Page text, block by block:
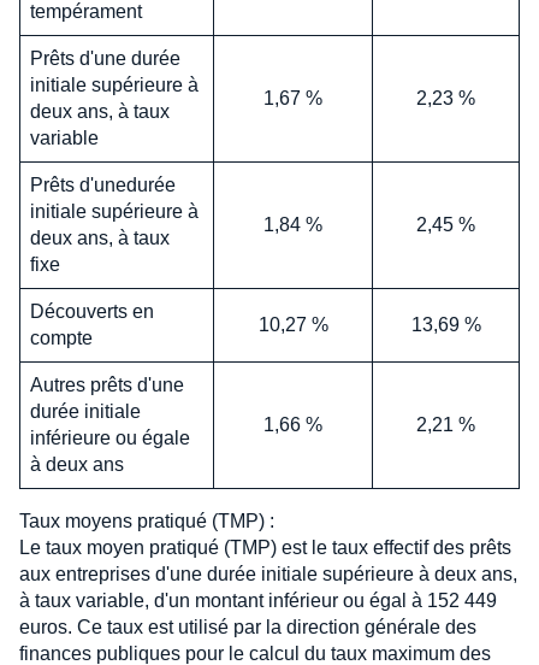
tempérament
Prêts d'une durée
initiale supérieure à
deux ans, à taux
variable
1,67 % 2,23 %
Prêts d'unedurée
initiale supérieure à
deux ans, à taux
fixe
1,84 % 2,45 %
Découverts en
compte
10,27 % 13,69 %
Autres prêts d'une
durée initiale
inférieure ou égale
à deux ans
1,66 % 2,21 %
Taux moyens pratiqué (TMP) :
Le taux moyen pratiqué (TMP) est le taux effectif des prêts
aux entreprises d'une durée initiale supérieure à deux ans,
à taux variable, d'un montant inférieur ou égal à 152 449
euros. Ce taux est utilisé par la direction générale des
finances publiques pour le calcul du taux maximum des